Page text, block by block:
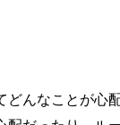
んなことが心